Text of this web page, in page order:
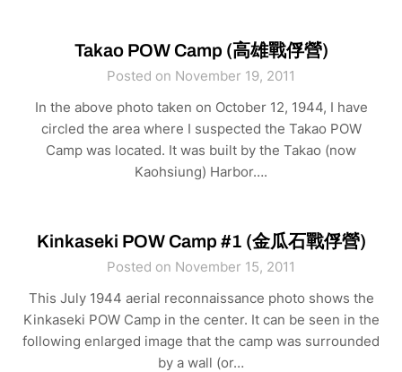
Takao POW Camp (高雄戰俘營)
Posted on November 19, 2011
In the above photo taken on October 12, 1944, I have
circled the area where I suspected the Takao POW
Camp was located. It was built by the Takao (now
Kaohsiung) Harbor….
Kinkaseki POW Camp #1 (金瓜石戰俘營)
Posted on November 15, 2011
This July 1944 aerial reconnaissance photo shows the
Kinkaseki POW Camp in the center. It can be seen in the
following enlarged image that the camp was surrounded
by a wall (or…